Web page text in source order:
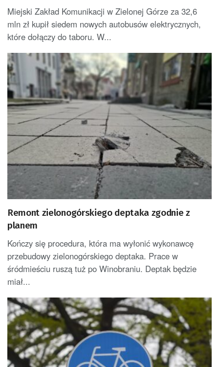
Miejski Zakład Komunikacji w Zielonej Górze za 32,6
mln zł kupił siedem nowych autobusów elektrycznych,
które dołączy do taboru. W...
Remont zielonogórskiego deptaka zgodnie z
planem
Kończy się procedura, która ma wyłonić wykonawcę
przebudowy zielonogórskiego deptaka. Prace w
śródmieściu ruszą tuż po Winobraniu. Deptak będzie
miał...